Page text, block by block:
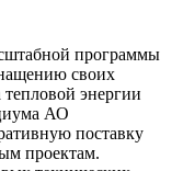
программы
своих
тепловой энергии
АО
поставку
проектам.